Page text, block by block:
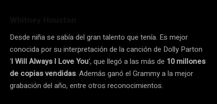
Desde niña se sabía del gran talento que tenía. Es mejor
conocida por su interpretación de la canción de Dolly Parton
‘I Will Always I Love You‘, que llegó a las más de 10 millones
de copias vendidas. Además ganó el Grammy a la mejor
grabación del año, entre otros reconocimientos.